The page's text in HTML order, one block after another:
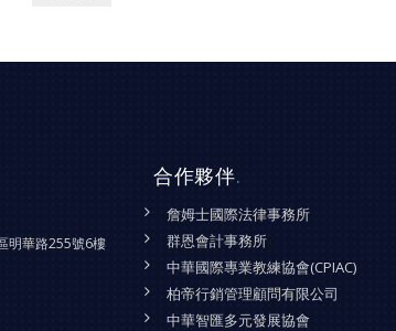
明華路255號6樓
合作夥伴.
詹姆士國際法律事務所
群恩會計事務所
中華國際專業教練協會(CPIAC)
柏帝行銷管理顧問有限公司
中華智匯多元發展協會